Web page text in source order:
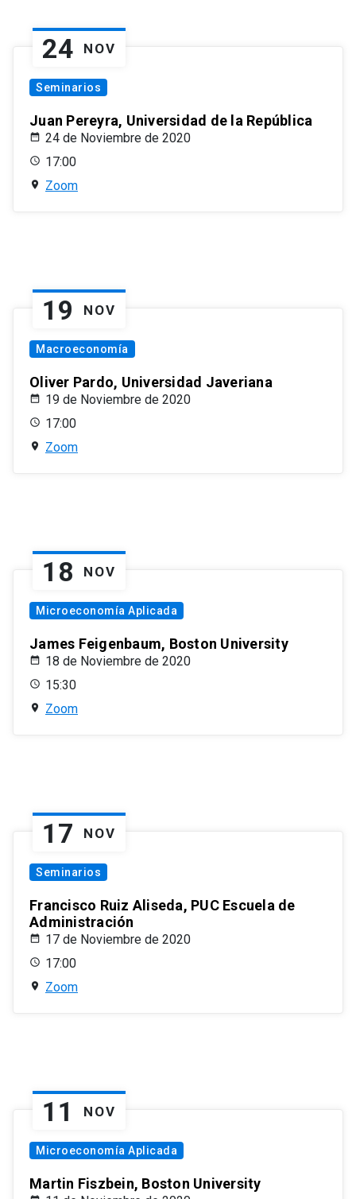
24 NOV
Seminarios
Juan Pereyra, Universidad de la República
24 de Noviembre de 2020
17:00
Zoom
19 NOV
Macroeconomía
Oliver Pardo, Universidad Javeriana
19 de Noviembre de 2020
17:00
Zoom
18 NOV
Microeconomía Aplicada
James Feigenbaum, Boston University
18 de Noviembre de 2020
15:30
Zoom
17 NOV
Seminarios
Francisco Ruiz Aliseda, PUC Escuela de
Administración
17 de Noviembre de 2020
17:00
Zoom
11 NOV
Microeconomía Aplicada
Martin Fiszbein, Boston University